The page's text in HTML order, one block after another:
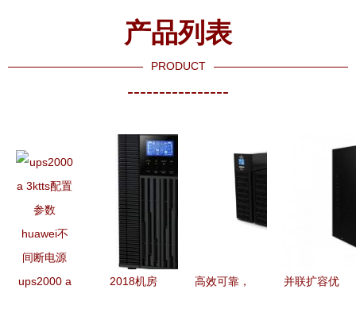
产品列表
PRODUCT
----------------
ups2000 a
2018机房
高效可靠，
并联扩容优